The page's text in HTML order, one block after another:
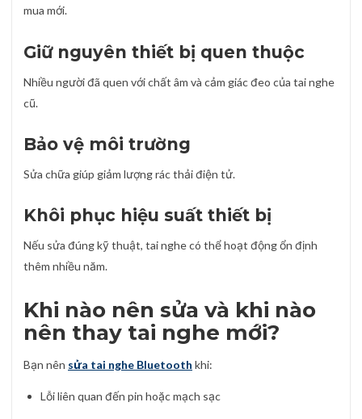
mua mới.
Giữ nguyên thiết bị quen thuộc
Nhiều người đã quen với chất âm và cảm giác đeo của tai nghe
cũ.
Bảo vệ môi trường
Sửa chữa giúp giảm lượng rác thải điện tử.
Khôi phục hiệu suất thiết bị
Nếu sửa đúng kỹ thuật, tai nghe có thể hoạt động ổn định
thêm nhiều năm.
Khi nào nên sửa và khi nào
nên thay tai nghe mới?
Bạn nên sửa tai nghe Bluetooth khi:
Lỗi liên quan đến pin hoặc mạch sạc